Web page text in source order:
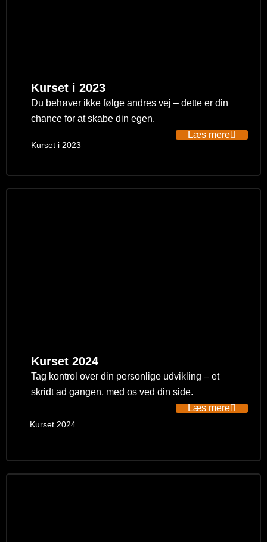
Kurset i 2023
Du behøver ikke følge andres vej – dette er din
chance for at skabe din egen.
Kurset i 2023
Læs mere
Kurset 2024
Tag kontrol over din personlige udvikling – et
skridt ad gangen, med os ved din side.
Kurset 2024
Læs mere